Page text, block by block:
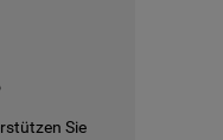
Sie